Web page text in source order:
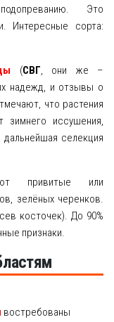
Это
Интересные сорта:
(СВГ, они же –
надежд, и отзывы о
что растения
зимнего иссушения,
селекция
привитые или
зелёных черенков.
косточек). До 90%
признаки.
востребованы